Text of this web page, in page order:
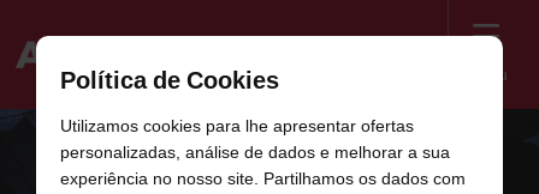
Menu
Welcome
PEÇA UMA RESERVA PARA A SUA
Política de Cookies
Utilizamos cookies para lhe apresentar ofertas
personalizadas, análise de dados e melhorar a sua
experiência no nosso site. Partilhamos os dados com